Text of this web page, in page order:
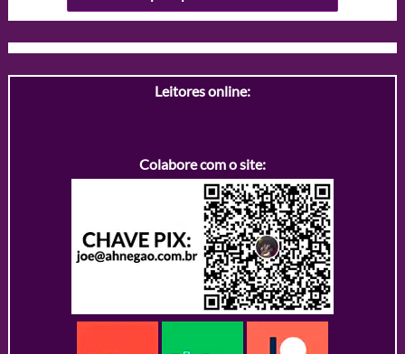
Leitores online:
Colabore com o site: